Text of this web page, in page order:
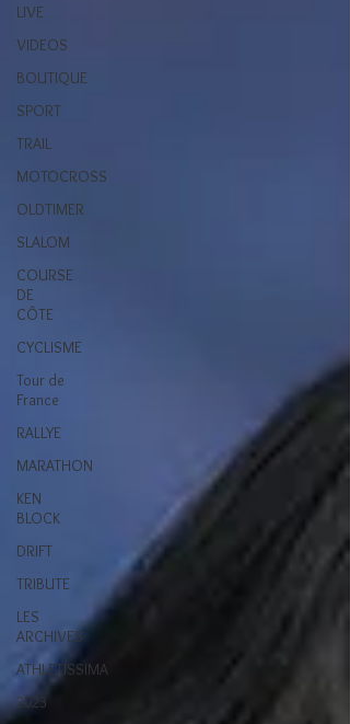
LIVE
VIDEOS
BOUTIQUE
SPORT
TRAIL
MOTOCROSS
OLDTIMER
SLALOM
COURSE
DE
CÔTE
CYCLISME
Tour de
France
RALLYE
MARATHON
KEN
BLOCK
DRIFT
TRIBUTE
LES
ARCHIVES
ATHLETISSIMA
2023